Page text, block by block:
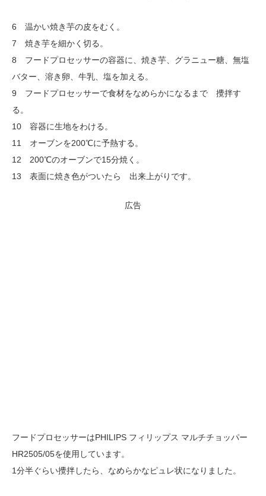
6 温かい焼き芋の皮をむく。
7 焼き芋を細かく切る。
8 フードプロセッサーの容器に、焼き芋、グラニュー糖、無塩
バター、溶き卵、牛乳、塩を加える。
9 フードプロセッサーで食材をなめらかになるまで 攪拌す
る。
10 容器に生地をわける。
11 オーブンを200℃に予熱する。
12 200℃のオーブンで15分焼く。
13 表面に焼き色がついたら 出来上がりです。
広告
フードプロセッサーはPHILIPS フィリップス マルチチョッパー
HR2505/05を使用しています。
1分半ぐらい攪拌したら、なめらかなピュレ状になりました。